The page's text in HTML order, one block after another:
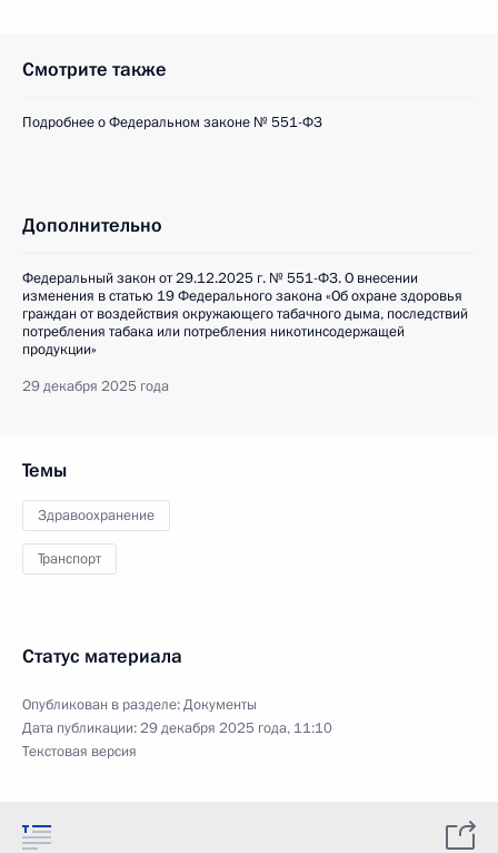
Смотрите также
Подробнее о Федеральном законе № 551-ФЗ
Дополнительно
Федеральный закон от 29.12.2025 г. № 551-ФЗ. О внесении
изменения в статью 19 Федерального закона «Об охране здоровья
граждан от воздействия окружающего табачного дыма, последствий
потребления табака или потребления никотинсодержащей
продукции»
29 декабря 2025 года
Темы
Здравоохранение
Транспорт
Статус материала
Опубликован в разделе:Документы
Дата публикации:29 декабря 2025 года, 11:10
Текстовая версия